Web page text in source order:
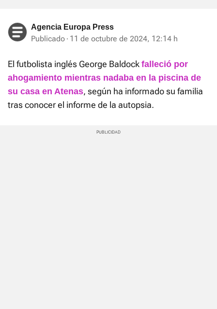
Agencia Europa Press
Publicado 11 de octubre de 2024, 12:14 h
El futbolista inglés George Baldock falleció por
ahogamiento mientras nadaba en la piscina de
su casa en Atenas, según ha informado su familia
tras conocer el informe de la autopsia.